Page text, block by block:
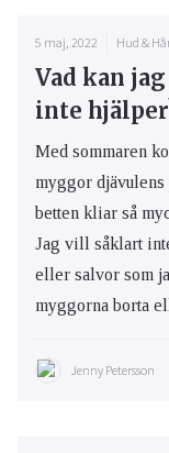
5 maj, 2022 Hud &
Vad kan
inte
Med sommaren
myggor djävulens
betten kliar så
Jag vill såklart
eller salvor som
myggorna borta
Jenny Petersson